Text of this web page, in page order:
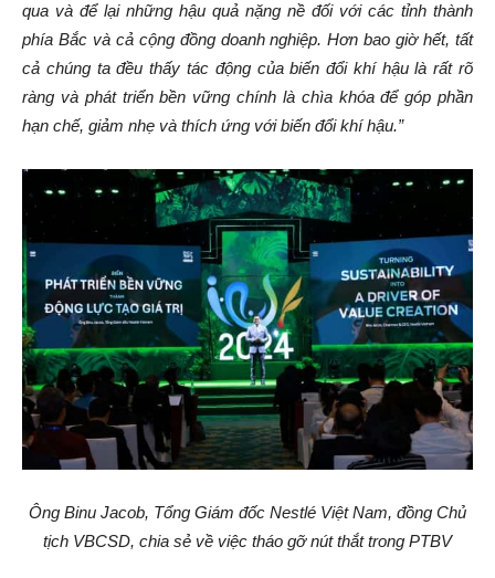
qua và để lại những hậu quả nặng nề đối với các tỉnh thành
phía Bắc và cả cộng đồng doanh nghiệp. Hơn bao giờ hết, tất
cả chúng ta đều thấy tác động của biến đổi khí hậu là rất rõ
ràng và phát triển bền vững chính là chìa khóa để góp phần
hạn chế, giảm nhẹ và thích ứng với biến đổi khí hậu.”
Ông Binu Jacob, Tổng Giám đốc Nestlé Việt Nam, đồng Chủ
tịch VBCSD, chia sẻ về việc tháo gỡ nút thắt trong PTBV